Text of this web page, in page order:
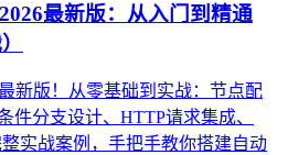
最新版：从入门到精通
新版！从零基础到实战：节点配
件分支设计、HTTP请求集成、
实战案例，手把手教你搭建自动